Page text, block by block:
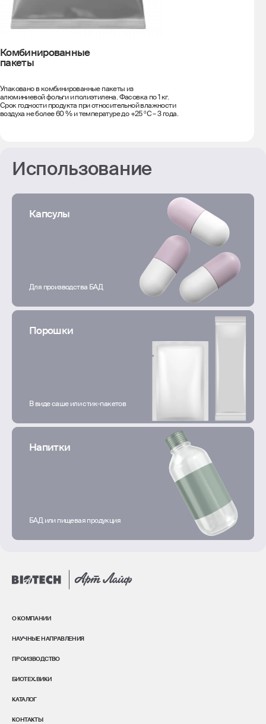
Комбинированные
пакеты
Упаковано в комбинированные пакеты из
алюминиевой фольги и полиэтилена. Фасовка по 1 кг.
Срок годности продукта при относительной влажности
воздуха не более 60 % и температуре до +25 ºС – 3 года.
Использование
Капсулы
Для производства БАД
Порошки
В виде саше или стик-пакетов
Напитки
БАД или пищевая продукция
О КОМПАНИИ
НАУЧНЫЕ НАПРАВЛЕНИЯ
ПРОИЗВОДСТВО
БИОТЕХ.ВИКИ
КАТАЛОГ
КОНТАКТЫ